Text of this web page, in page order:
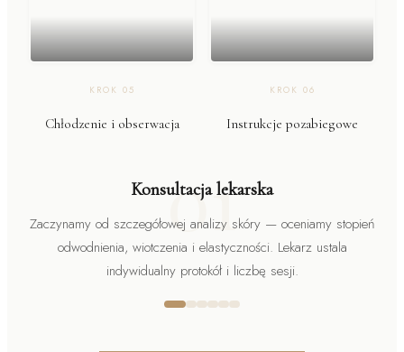
KROK 05
Chłodzenie i obserwacja
KROK 06
Instrukcje pozabiegowe
01
Konsultacja lekarska
Zaczynamy od szczegółowej analizy skóry — oceniamy stopień
odwodnienia, wiotczenia i elastyczności. Lekarz ustala
indywidualny protokół i liczbę sesji.